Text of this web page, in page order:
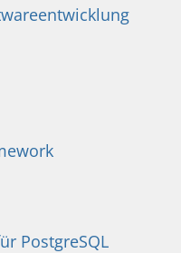
PostgreSQL